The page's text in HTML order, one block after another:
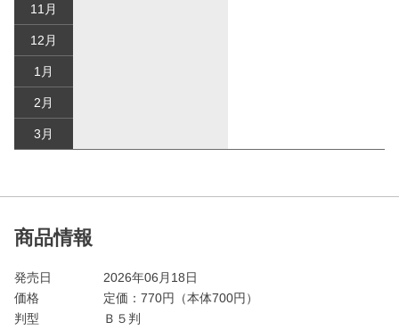
11月
12月
1月
2月
3月
商品情報
発売日
2026年06月18日
価格
定価： 770円（本体700円）
判型
Ｂ５判